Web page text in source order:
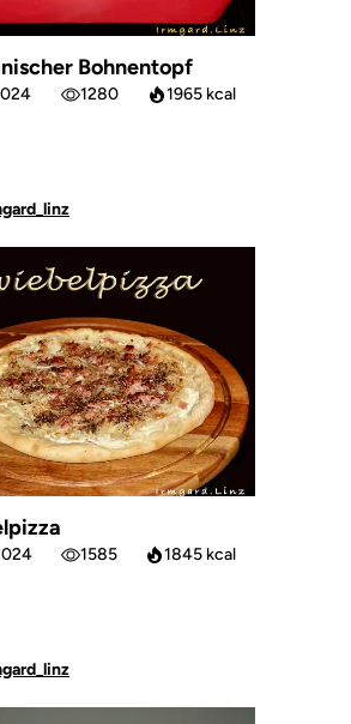
Bohnentopf
1280 1965 kcal
1585 1845 kcal